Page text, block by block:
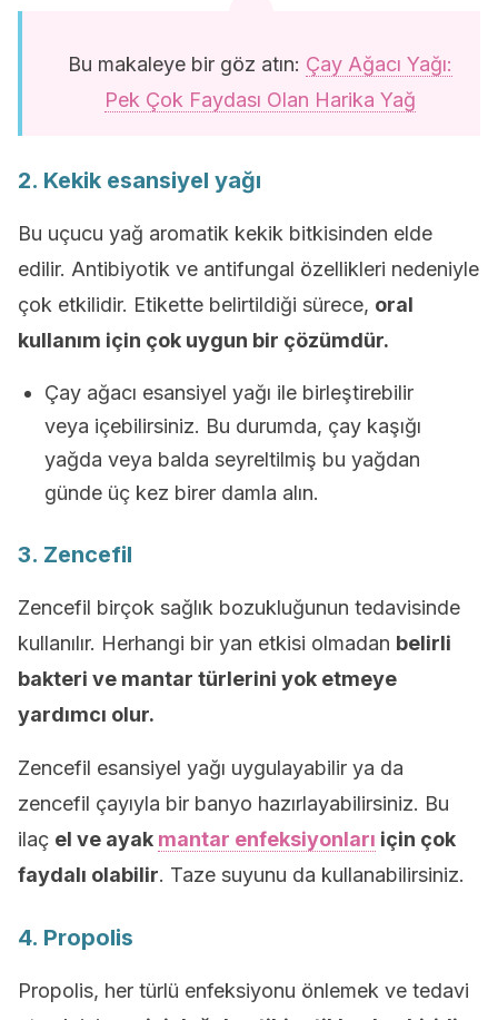
Bu makaleye bir göz atın: Çay Ağacı Yağı:
Pek Çok Faydası Olan Harika Yağ
2. Kekik esansiyel yağı
Bu uçucu yağ aromatik kekik bitkisinden elde
edilir. Antibiyotik ve antifungal özellikleri nedeniyle
çok etkilidir. Etikette belirtildiği sürece, oral
kullanım için çok uygun bir çözümdür.
Çay ağacı esansiyel yağı ile birleştirebilir
veya içebilirsiniz. Bu durumda, çay kaşığı
yağda veya balda seyreltilmiş bu yağdan
günde üç kez birer damla alın.
3. Zencefil
Zencefil birçok sağlık bozukluğunun tedavisinde
kullanılır. Herhangi bir yan etkisi olmadan belirli
bakteri ve mantar türlerini yok etmeye
yardımcı olur.
Zencefil esansiyel yağı uygulayabilir ya da
zencefil çayıyla bir banyo hazırlayabilirsiniz. Bu
ilaç el ve ayak mantar enfeksiyonları için çok
faydalı olabilir. Taze suyunu da kullanabilirsiniz.
4. Propolis
Propolis, her türlü enfeksiyonu önlemek ve tedavi